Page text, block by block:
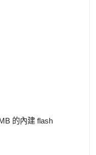
的內建 flash